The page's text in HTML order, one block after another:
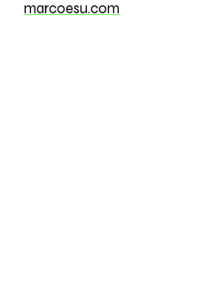
marcoesu.com